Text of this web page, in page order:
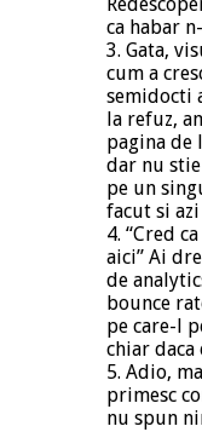
ca habar
3. Gata,
cum a
semidocti
la refuz,
pagina de
dar nu stie
pe un
facut si azi
4. “Cred
aici” Ai
de
bounce
pe care-l
chiar daca
5. Adio,
primesc
nu spun